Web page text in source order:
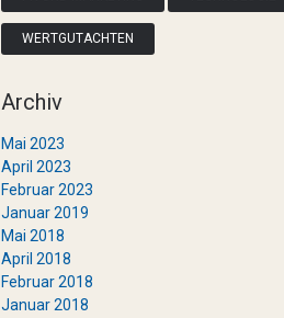
WERTGUTACHTEN
Archiv
Mai 2023
April 2023
Februar 2023
Januar 2019
Mai 2018
April 2018
Februar 2018
Januar 2018